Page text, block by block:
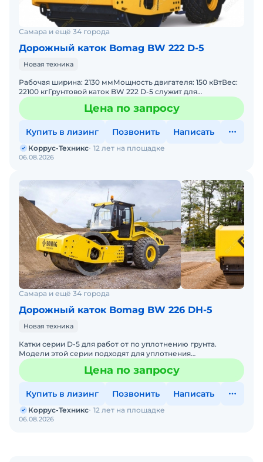
Самара и ещё 34 города
Дорожный каток Bomag BW 222 D-5
Новая техника
Рабочая ширина: 2130 ммМощность двигателя: 150 кВтВес:
22100 кгГрунтовой каток BW 222 D-5 служит для
крупномасштабных работ по уплотнению слоев засыпки
большой
Цена по запросу
Купить в лизинг Позвонить Написать
06.08.2026
Коррус-Техникс 12 лет на площадке
Самара и ещё 34 города
Дорожный каток Bomag BW 226 DH-5
Новая техника
Катки серии D-5 для работ от по уплотнению грунта.
Модели этой серии подходят для уплотнения
гидросвязанного материала, песка, гравия, измельченной
породы и т.д
Цена по запросу
Купить в лизинг Позвонить Написать
06.08.2026
Коррус-Техникс 12 лет на площадке